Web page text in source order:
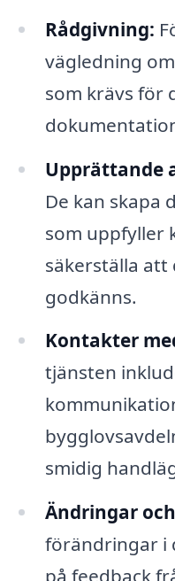
Rådgivning:
vägledning
som krävs för
Upprättande
De kan skapa
som uppfyller
säkerställa att
godkänns.
Kontakter
tjänsten
smidig
Ändringar
förändringar i
på feedback